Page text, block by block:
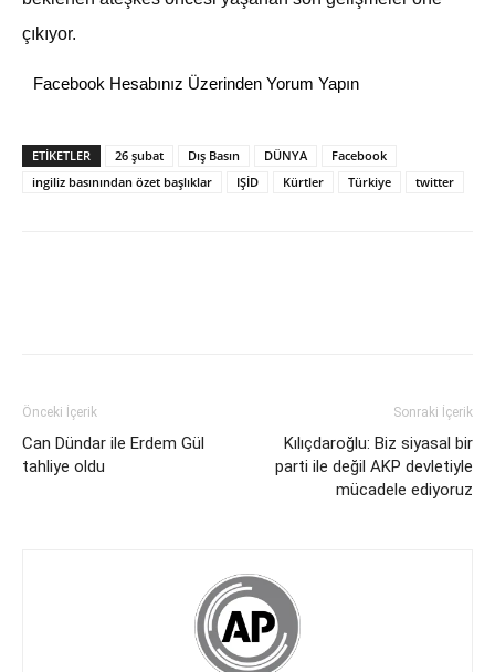
çıkıyor.
Facebook Hesabınız Üzerinden Yorum Yapın
ETİKETLER 26 şubat Dış Basın DÜNYA
Facebook
ingiliz basınından özet başlıklar
IŞİD Kürtler Türkiye twitter
Önceki İçerik
Can Dündar ile Erdem Gül
tahliye oldu
Sonraki İçerik
Kılıçdaroğlu: Biz siyasal bir
parti ile değil AKP devletiyle
mücadele ediyoruz